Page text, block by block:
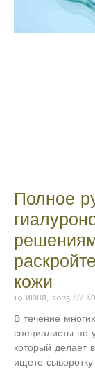
Полное
кожи
19 июня, 2025
В течение
специалисты по
который делает
ищете сыворотку